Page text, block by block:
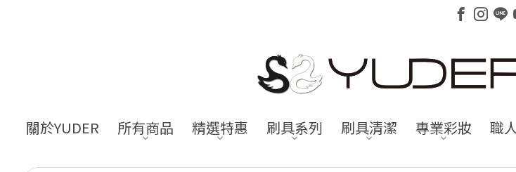
關於YUDER 所有商品 精選特惠 刷具系列 刷具清潔 專業彩妝 職